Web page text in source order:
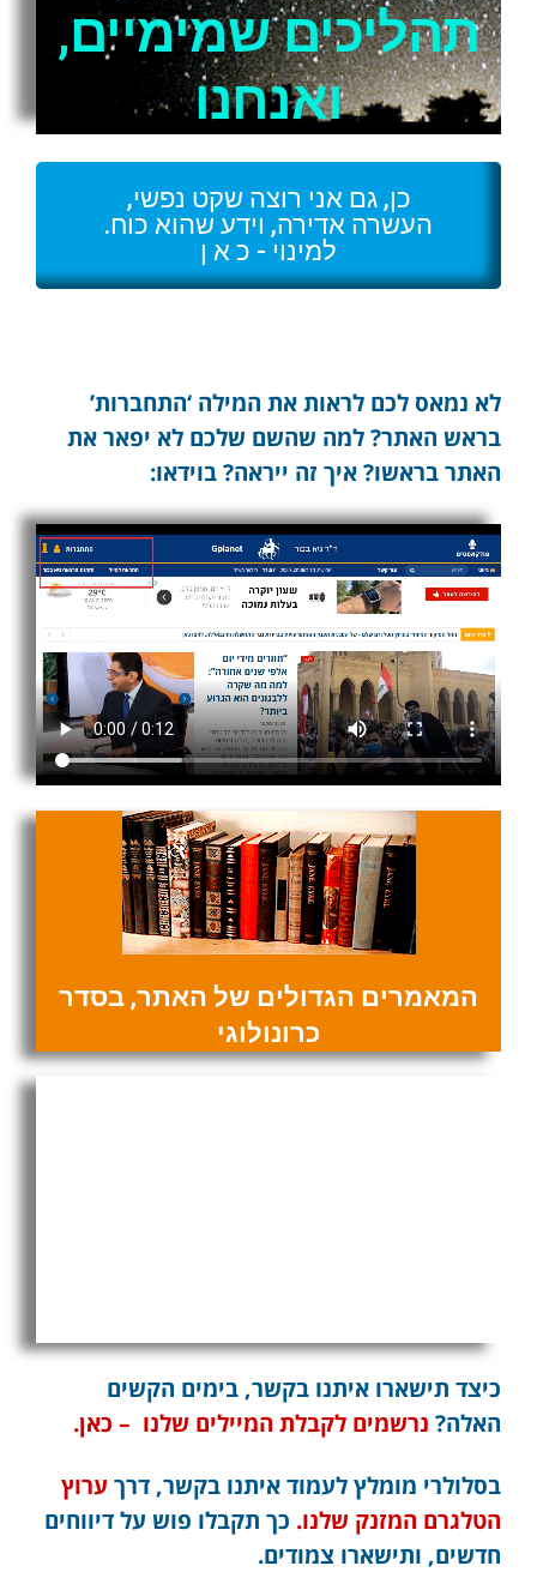
תהליכים שמימיים,
ואנחנו
כן, גם אני רוצה שקט נפשי,
העשרה אדירה, וידע שהוא כוח.
למינוי - כ א ן
לא נמאס לכם לראות את המילה ‘התחברות’
בראש האתר? למה שהשם שלכם לא יפאר את
האתר בראשו? איך זה ייראה? בוידאו:
המאמרים הגדולים של האתר, בסדר
כרונולוגי
כיצד תישארו איתנו בקשר, בימים הקשים
האלה? נרשמים לקבלת המיילים שלנו – כאן.
בסלולרי מומלץ לעמוד איתנו בקשר, דרך ערוץ
הטלגרם המזנק שלנו. כך תקבלו פוש על דיווחים
חדשים, ותישארו צמודים.